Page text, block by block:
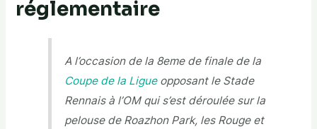
réglementaire
A l’occasion de la 8eme de finale de la
Coupe de la Ligueopposant le Stade
Rennais à l’OM qui s’est déroulée sur la
pelouse de Roazhon Park, les Rouge et